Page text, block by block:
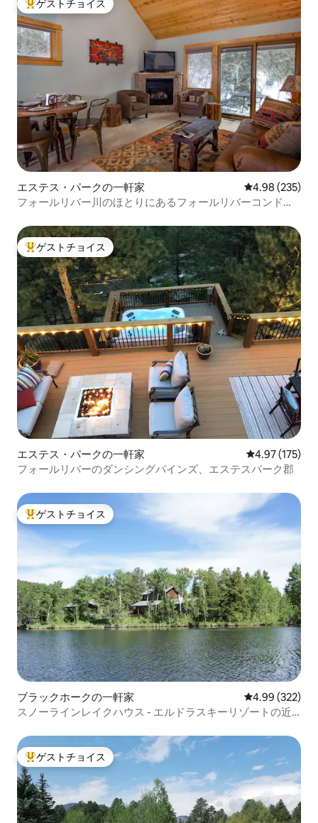
大好評のゲストチョイスです。
ゲストチョイス
エステス・パークの一軒家 レビュー235
4.98 (235)
フォールリバー川のほとりにあるフォールリバーコンドミ
大好評のゲストチョイスです。
ゲストチョイス
エステス・パークの一軒家 レビュー175
4.97 (175)
フォールリバーのダンシングパインズ、エステスパーク郡
大好評のゲストチョイスです。
ゲストチョイス
ブラックホークの一軒家 レビュー322
4.99 (322)
スノーラインレイクハウス - エルドラスキーリゾートの近
大好評のゲストチョイスです。
ゲストチョイス